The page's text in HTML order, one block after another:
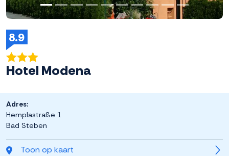
8.9
Hotel Modena
Toon op kaart
Adres:
Hemplastraße 1
Bad Steben